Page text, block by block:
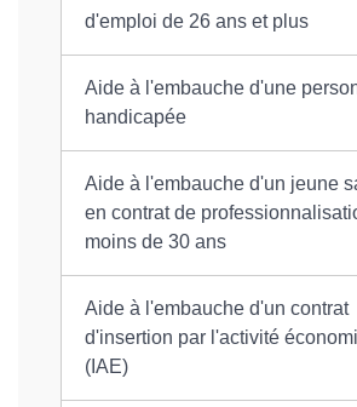
d'emploi de 26 ans et plus
Aide à l'embauche d'une
handicapée
Aide à l'embauche d'un jeune
en contrat de
moins de 30 ans
Aide à l'embauche d'un contrat
d'insertion par l'activité
(IAE)